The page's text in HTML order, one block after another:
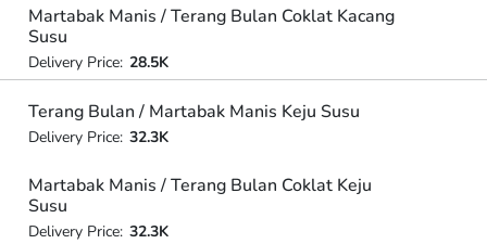
Martabak Manis / Terang Bulan Coklat Kacang
Susu
Delivery Price: 28.5K
Terang Bulan / Martabak Manis Keju Susu
Delivery Price: 32.3K
Martabak Manis / Terang Bulan Coklat Keju
Susu
Delivery Price: 32.3K